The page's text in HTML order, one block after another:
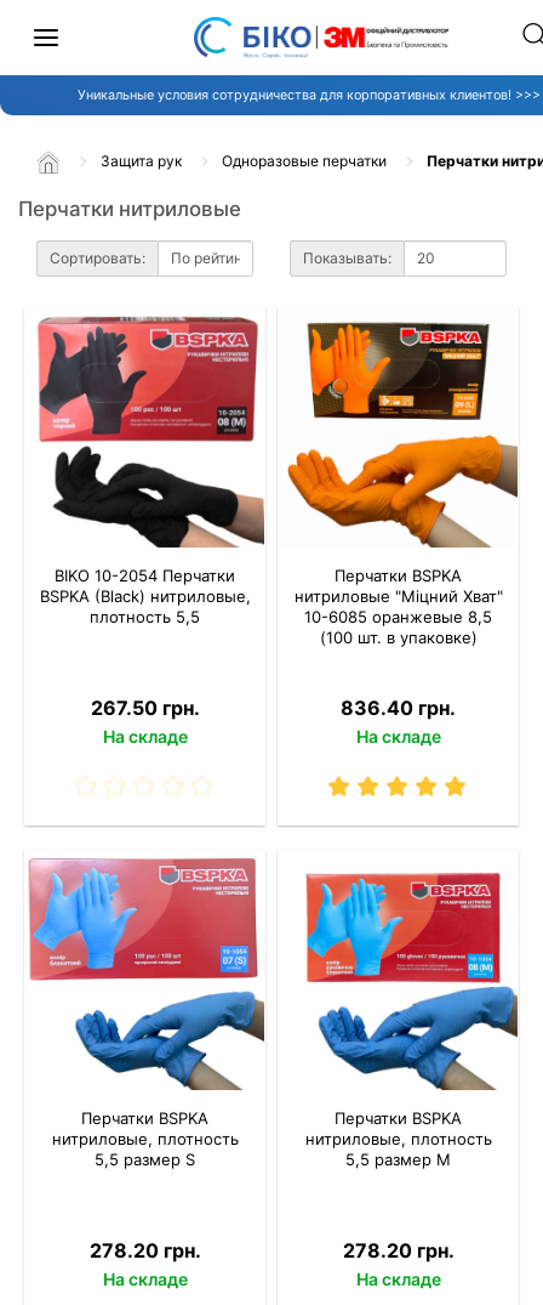
Уникальные условия сотрудничества для корпоративных клиентов! >>>
Защита рук Одноразовые перчатки Перчатки
Перчатки нитриловые
Сортировать: Показывать:
BIKO 10-2054 Перчатки
BSPKA (Black) нитриловые,
плотность 5,5
267.50 грн.
На складе
Перчатки BSPKA
нитриловые "Міцний Хват"
10-6085 оранжевые 8,5
(100 шт. в упаковке)
836.40 грн.
На складе
Перчатки BSPKA
нитриловые, плотность
5,5 размер S
278.20 грн.
На складе
Перчатки BSPKA
нитриловые, плотность
5,5 размер M
278.20 грн.
На складе